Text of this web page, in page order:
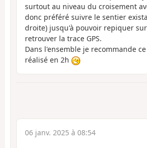
surtout au niveau du croisement
donc préféré suivre le sentier
droite) jusqu'à pouvoir repiquer
retrouver la trace GPS.
Dans l'ensemble je recommande
réalisé en 2h
06 janv. 2025 à 08:54